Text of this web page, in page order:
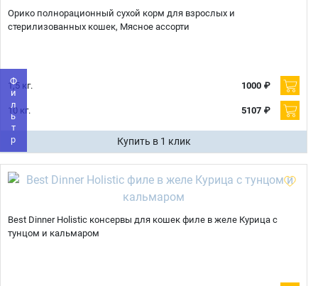
Фильтр
Орико полнорационный сухой корм для взрослых и
стерилизованных кошек, Мясное ассорти
1,5 кг. 1000 ₽
10 кг. 5107 ₽
Купить в 1 клик
Best Dinner Holistic консервы для кошек филе в желе Курица с
тунцом и кальмаром